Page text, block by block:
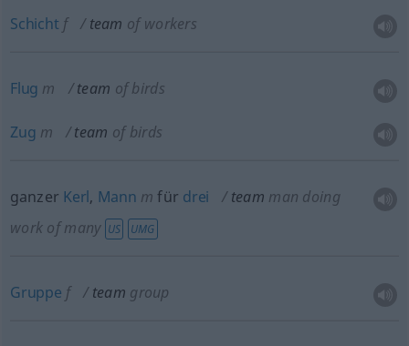
Schicht f team of workers
Flug m team of birds
Zug m team of birds
ganzer Kerl, Mann m für drei team man doing
work of many US UMG
Gruppe f team group